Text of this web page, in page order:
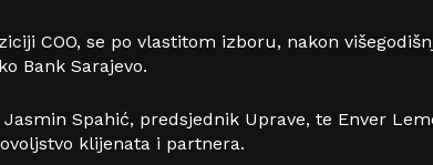
COO, se po vlastitom izboru, nakon
Bank Sarajevo.
Spahić, predsjednik Uprave, te Enver
klijenata i partnera.